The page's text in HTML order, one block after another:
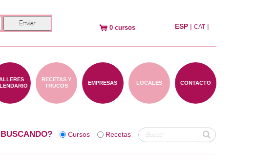
0 cursos ESP| CAT|
CONTACTO
LOCALES
EMPRESAS
RECETAS Y
TRUCOS
Recetas
Cursos